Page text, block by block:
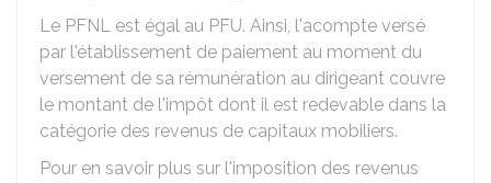
Le PFNL est égal au PFU. Ainsi, l'acompte versé
par l'établissement de paiement au moment du
versement de sa rémunération au dirigeant couvre
le montant de l'impôt dont il est redevable dans la
catégorie des revenus de capitaux mobiliers.
Pour en savoir plus sur l'imposition des revenus